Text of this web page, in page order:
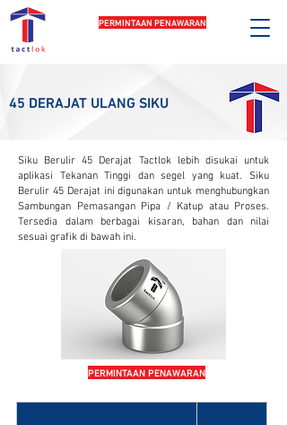
PERMINTAAN PENAWARAN
45 DERAJAT ULANG SIKU
Siku Berulir 45 Derajat Tactlok lebih disukai untuk
aplikasi Tekanan Tinggi dan segel yang kuat. Siku
Berulir 45 Derajat ini digunakan untuk menghubungkan
Sambungan Pemasangan Pipa / Katup atau Proses.
Tersedia dalam berbagai kisaran, bahan dan nilai
sesuai grafik di bawah ini.
PERMINTAAN PENAWARAN